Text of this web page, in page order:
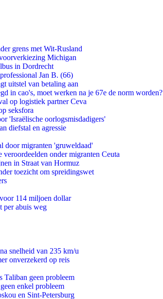
grens met Wit-Rusland
Michigan
in Dordrecht
Jan B. (66)
uitstel van betaling aan
in cao's, moet werken na je 67e de norm worden?
op logistiek partner Ceva
seksfora
'Israëlische oorlogsmisdadigers'
diefstal en agressie
door migranten 'gruweldaad'
onder migranten Ceuta
in Straat van Hormuz
toezicht om spreidingswet
114 miljoen dollar
per abuis weg
snelheid van 235 km/u
onverzekerd op reis
Taliban geen probleem
enkel probleem
en Sint-Petersburg